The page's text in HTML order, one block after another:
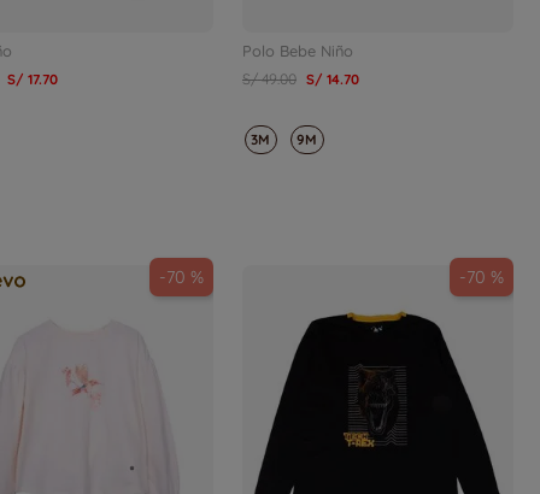
S/ 17.70
Polo Bebe Niño
S/ 49.00 S/ 14.70
3M 9M
-70 % -70 %